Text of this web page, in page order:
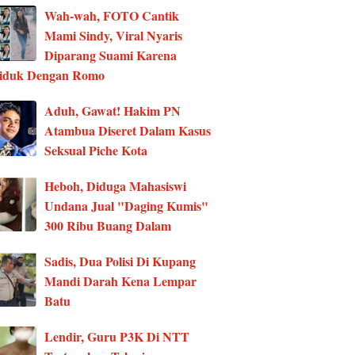
Wah-wah, FOTO Cantik
Mami Sindy, Viral Nyaris
Diparang Suami Karena
Dengan Romo
Aduh, Gawat! Hakim PN
Atambua Diseret Dalam Kasus
Seksual Piche Kota
Heboh, Diduga Mahasiswi
Undana Jual "Daging Kumis"
300 Ribu Buang Dalam
Sadis, Dua Polisi Di Kupang
Mandi Darah Kena Lempar
Batu
Lendir, Guru P3K Di NTT